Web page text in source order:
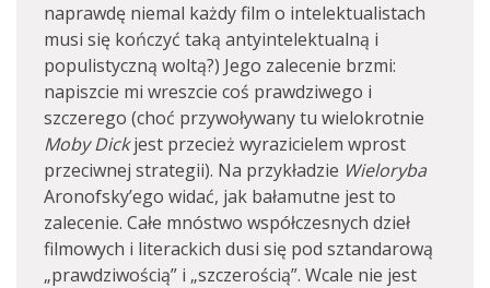
naprawdę niemal każdy film o intelektualistach
musi się kończyć taką antyintelektualną i
populistyczną woltą?) Jego zalecenie brzmi:
napiszcie mi wreszcie coś prawdziwego i
szczerego (choć przywoływany tu wielokrotnie
Moby Dickjest przecież wyrazicielem wprost
przeciwnej strategii). Na przykładzie Wieloryba
Aronofsky’ego widać, jak bałamutne jest to
zalecenie. Całe mnóstwo współczesnych dzieł
filmowych i literackich dusi się pod sztandarową
„prawdziwością” i „szczerością”. Wcale nie jest